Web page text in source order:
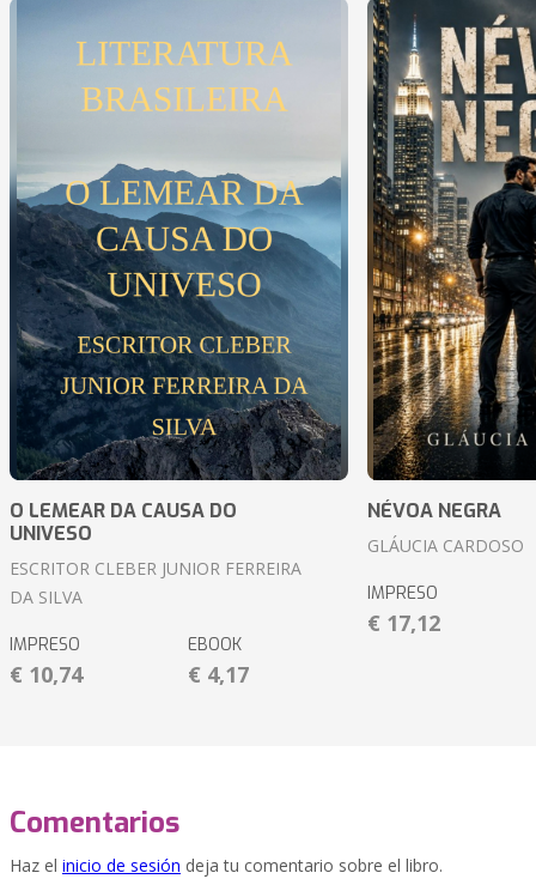
O LEMEAR DA CAUSA DO
UNIVESO
ESCRITOR CLEBER JUNIOR FERREIRA
DA SILVA
IMPRESO
€ 10,74
EBOOK
€ 4,17
NÉVOA NEGRA
GLÁUCIA CARDOSO
IMPRESO
€ 17,12
Comentarios
Haz el inicio de sesión deja tu comentario sobre el libro.